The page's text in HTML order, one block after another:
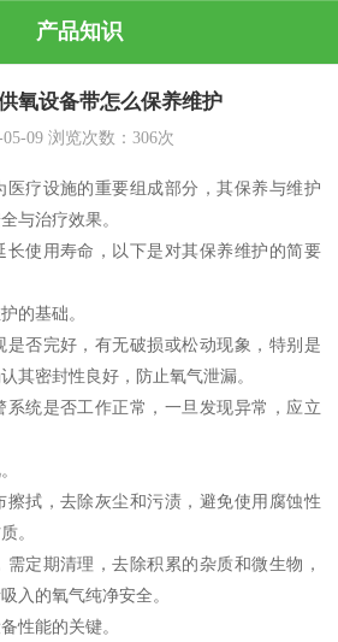
产品知识
氧设备带怎么保养维护
05-09浏览次数： 306次
疗设施的重要组成部分，其保养与维护
与治疗效果。
长使用寿命，以下是对其保养维护的简要
的基础。
是否完好，有无破损或松动现象，特别是
其密封性良好，防止氧气泄漏。
系统是否工作正常，一旦发现异常，应立
拭，去除灰尘和污渍，避免使用腐蚀性
。
定期清理，去除积累的杂质和微生物，
入的氧气纯净安全。
性能的关键。